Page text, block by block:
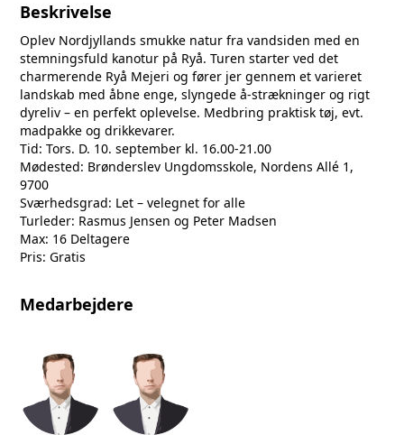
Beskrivelse
Oplev Nordjyllands smukke natur fra vandsiden med en
stemningsfuld kanotur på Ryå. Turen starter ved det
charmerende Ryå Mejeri og fører jer gennem et varieret
landskab med åbne enge, slyngede å-strækninger og rigt
dyreliv – en perfekt oplevelse. Medbring praktisk tøj, evt.
madpakke og drikkevarer.
Tid: Tors. D. 10. september kl. 16.00-21.00
Mødested: Brønderslev Ungdomsskole, Nordens Allé 1,
9700
Sværhedsgrad: Let – velegnet for alle
Turleder: Rasmus Jensen og Peter Madsen
Max: 16 Deltagere
Pris: Gratis
Medarbejdere